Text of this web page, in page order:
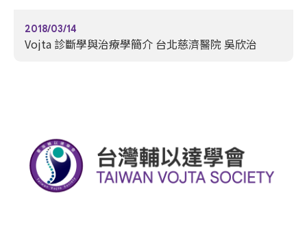
2018/03/14
Vojta 診斷學與治療學簡介 台北慈濟醫院 吳欣治